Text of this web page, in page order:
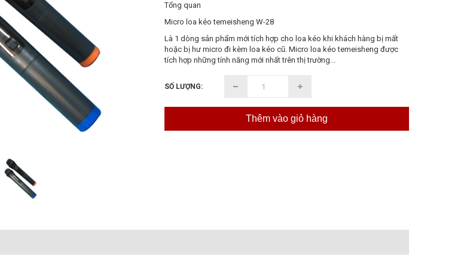
Tổng quan
Micro loa kéo temeisheng W-28
Là 1 dòng sản phẩm mới tích hợp cho loa kéo khi khách hàng bị mất
hoặc bị hư micro đi kèm loa kéo cũ. Micro loa kéo temeisheng được
tích hợp những tính năng mới nhất trên thị trường...
SỐ LƯỢNG:
Thêm vào giỏ hàng